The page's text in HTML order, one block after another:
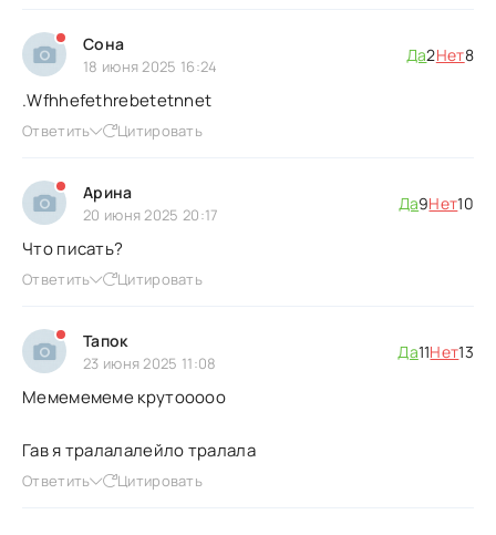
Сона
18 июня 2025 16:24
Да2Нет8
.Wfhhefethrebetetnnet
Ответить Цитировать
Арина
20 июня 2025 20:17
Да9Нет10
Что писать?
Ответить Цитировать
Тапок
23 июня 2025 11:08
Да11Нет13
Мемемемеме крутооооо
Гав я тралалалейло тралала
Ответить Цитировать